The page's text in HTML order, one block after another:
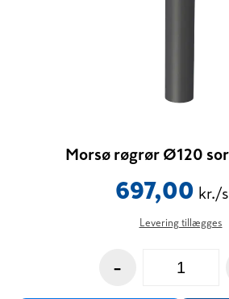
Morsø røgrør Ø120
697,00 kr./
Levering tillægges
-